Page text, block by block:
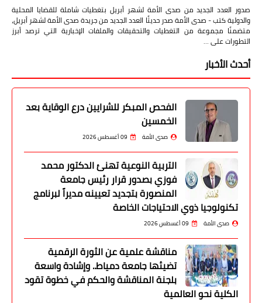
صدور العدد الجديد من صدى الأمة لشهر أبريل بتغطيات شاملة للقضايا المحلية
والدولية كتب - صدى الأمة صدر حديثًا العدد الجديد من جريدة صدى الأمة لشهر أبريل،
متضمنًا مجموعة من التغطيات والتحقيقات والملفات الإخبارية التي ترصد أبرز
التطورات على …
أحدث الأخبار
الفحص المبكر للشرايين درع الوقاية بعد
الخمسين
صدى الأمة 09 أغسطس 2026
التربية النوعية تهنئ الدكتور محمد
فوزي بصدور قرار رئيس جامعة
المنصورة بتجديد تعيينه مديراً لبرنامج
تكنولوجيا ذوي الاحتياجات الخاصة
صدى الأمة 09 أغسطس 2026
مناقشة علمية عن الثورة الرقمية
تضيئها جامعة دمياط.. وإشادة واسعة
بلجنة المناقشة والحكم في خطوة تقود
الكلية نحو العالمية